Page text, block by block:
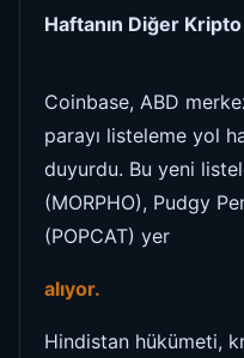
Haftanın Diğer
Coinbase, ABD
parayı listeleme yol
duyurdu. Bu yeni
(MORPHO), Pudgy
(POPCAT) yer
alıyor.
Hindistan hükümeti,